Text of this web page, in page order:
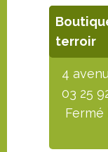
terroir
4
03 25
Fermé